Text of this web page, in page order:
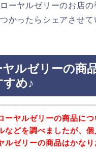
ーヤルゼリーのお店の
かったらシェアさせて
ルゼリーの商
すめ♪
ーヤルゼリーの商品につ
などを調べましたが、個
ルゼリーの商品はかなり